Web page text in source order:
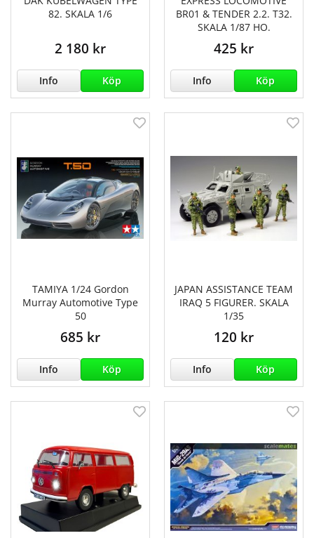
82. SKALA 1/6
2 180 kr
Info Köp
BR01 & TENDER 2.2. T32.
SKALA 1/87 HO.
425 kr
Info Köp
TAMIYA 1/24 Gordon
Murray Automotive Type
50
685 kr
Info Köp
JAPAN ASSISTANCE TEAM
IRAQ 5 FIGURER. SKALA
1/35
120 kr
Info Köp